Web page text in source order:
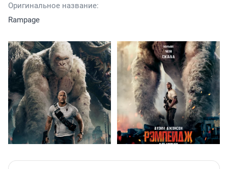
Оригинальное название:
Rampage